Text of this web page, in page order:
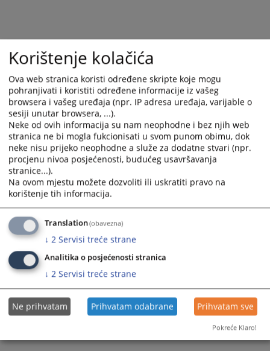
Trenutno nema vijesti
Korištenje kolačića
Ova web stranica koristi određene skripte koje mogu
pohranjivati i koristiti određene informacije iz vašeg
browsera i vašeg uređaja (npr. IP adresa uređaja, varijable o
sesiji unutar browsera, ...).
Neke od ovih informacija su nam neophodne i bez njih web
stranica ne bi mogla fukcionisati u svom punom obimu, dok
neke nisu prijeko neophodne a služe za dodatne stvari (npr.
procjenu nivoa posjećenosti, budućeg usavršavanja
stranice...).
Na ovom mjestu možete dozvoliti ili uskratiti pravo na
korištenje tih informacija.
Translation(obavezna)
↓ 2 Servisi treće strane
Analitika o posjećenosti stranica
↓ 2 Servisi treće strane
Ne prihvatam Prihvatam odabrane Prihvatam sve
Pokreće Klaro!